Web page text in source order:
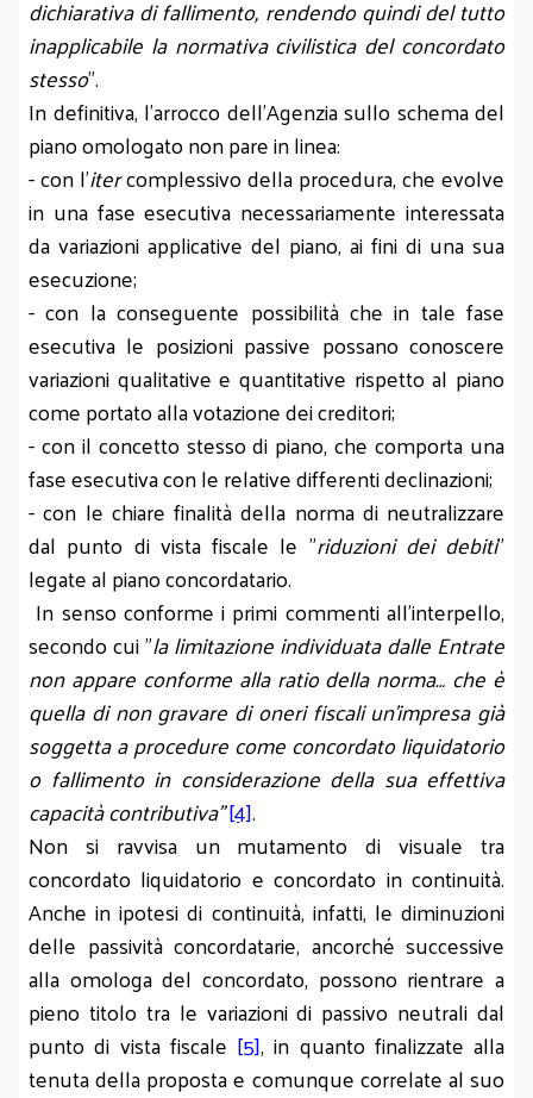
dichiarativa di fallimento, rendendo quindi del tutto
inapplicabile la normativa civilistica del concordato
stesso".
In definitiva, l'arrocco dell'Agenzia sullo schema del
piano omologato non pare in linea:
- con l'itercomplessivo della procedura, che evolve
in una fase esecutiva necessariamente interessata
da variazioni applicative del piano, ai fini di una sua
esecuzione;
- con la conseguente possibilità che in tale fase
esecutiva le posizioni passive possano conoscere
variazioni qualitative e quantitative rispetto al piano
come portato alla votazione dei creditori;
- con il concetto stesso di piano, che comporta una
fase esecutiva con le relative differenti declinazioni;
- con le chiare finalità della norma di neutralizzare
dal punto di vista fiscale le "riduzioni dei debiti"
legate al piano concordatario.
In senso conforme i primi commenti all'interpello,
secondo cui "la limitazione individuata dalle Entrate
non appare conforme alla ratio della norma… che è
quella di non gravare di oneri fiscali un'impresa già
soggetta a procedure come concordato liquidatorio
o fallimento in considerazione della sua effettiva
capacità contributiva”[4].
Non si ravvisa un mutamento di visuale tra
concordato liquidatorio e concordato in continuità.
Anche in ipotesi di continuità, infatti, le diminuzioni
delle passività concordatarie, ancorché successive
alla omologa del concordato, possono rientrare a
pieno titolo tra le variazioni di passivo neutrali dal
punto di vista fiscale [5], in quanto finalizzate alla
tenuta della proposta e comunque correlate al suo